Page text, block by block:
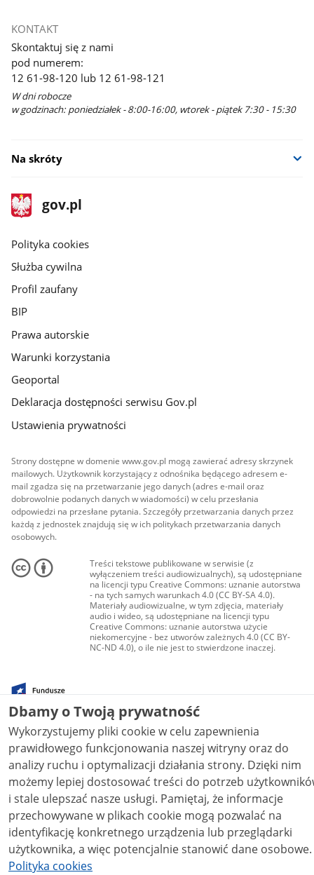
KONTAKT
Skontaktuj się z nami
pod numerem:
12 61-98-120 lub 12 61-98-121
W dni robocze
w godzinach: poniedziałek - 8:00-16:00, wtorek - piątek 7:30 - 15:30
Na skróty
stopka
gov.pl
Strona
gov.pl
gov.pl
Polityka cookies
Służba cywilna
Profil zaufany
BIP
Prawa autorskie
Warunki korzystania
Geoportal
Deklaracja dostępności serwisu Gov.pl
Ustawienia prywatności
Strony dostępne w domenie www.gov.pl mogą zawierać adresy skrzynek
mailowych. Użytkownik korzystający z odnośnika będącego adresem e-
mail zgadza się na przetwarzanie jego danych (adres e-mail oraz
dobrowolnie podanych danych w wiadomości) w celu przesłania
odpowiedzi na przesłane pytania. Szczegóły przetwarzania danych przez
każdą z jednostek znajdują się w ich politykach przetwarzania danych
osobowych.
Treści tekstowe publikowane w serwisie (z
wyłączeniem treści audiowizualnych), są udostępniane
na licencji typu Creative Commons: uznanie autorstwa
- na tych samych warunkach 4.0 (CC BY-SA 4.0).
Materiały audiowizualne, w tym zdjęcia, materiały
audio i wideo, są udostępniane na licencji typu
Creative Commons: uznanie autorstwa użycie
niekomercyjne - bez utworów zależnych 4.0 (CC BY-
NC-ND 4.0), o ile nie jest to stwierdzone inaczej.
Dbamy o Twoją prywatność
Wykorzystujemy pliki cookie w celu zapewnienia
prawidłowego funkcjonowania naszej witryny oraz do
analizy ruchu i optymalizacji działania strony. Dzięki nim
możemy lepiej dostosować treści do potrzeb
i stale ulepszać nasze usługi. Pamiętaj, że informacje
przechowywane w plikach cookie mogą pozwalać na
identyfikację konkretnego urządzenia lub przeglądarki
użytkownika, a więc potencjalnie stanowić dane osobowe.
Polityka cookies